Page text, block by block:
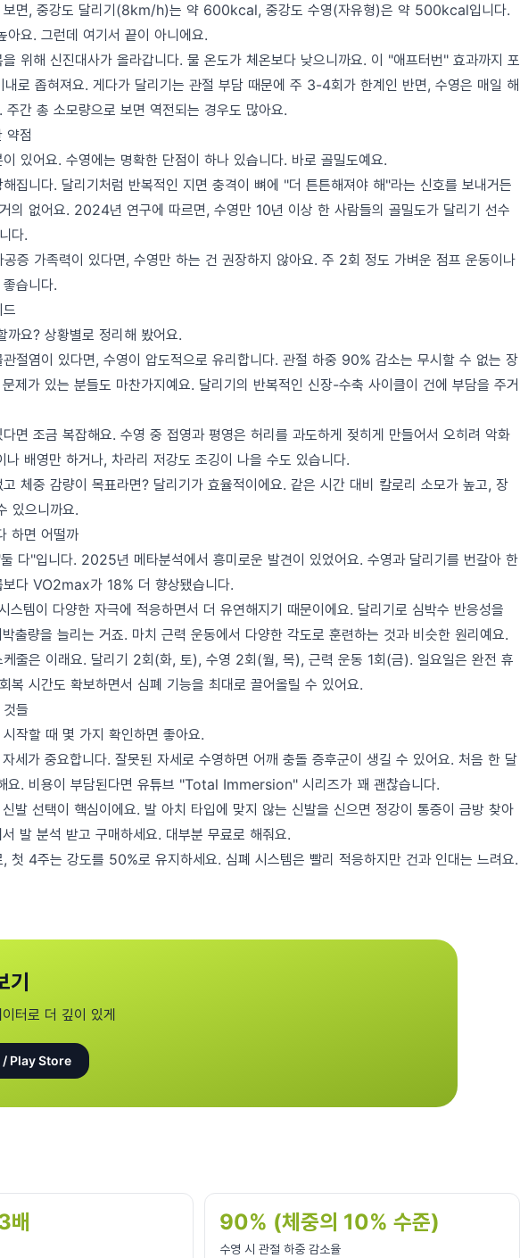
보면, 중강도 달리기(8km/h)는 약 600kcal, 중강도 수영(자유형)은 약 500kcal입니다.
요. 그런데 여기서 끝이 아니에요.
위해 신진대사가 올라갑니다. 물 온도가 체온보다 낮으니까요. 이 "애프터번" 효과까지 포
로 좁혀져요. 게다가 달리기는 관절 부담 때문에 주 3-4회가 한계인 반면, 수영은 매일 해
주간 총 소모량으로 보면 역전되는 경우도 많아요.
약점
있어요. 수영에는 명확한 단점이 하나 있습니다. 바로 골밀도예요.
집니다. 달리기처럼 반복적인 지면 충격이 뼈에 "더 튼튼해져야 해"라는 신호를 보내거든
의 없어요. 2024년 연구에 따르면, 수영만 10년 이상 한 사람들의 골밀도가 달리기 선수
다.
증 가족력이 있다면, 수영만 하는 건 권장하지 않아요. 주 2회 정도 가벼운 점프 운동이나
습니다.
까요? 상황별로 정리해 봤어요.
절염이 있다면, 수영이 압도적으로 유리합니다. 관절 하중 90% 감소는 무시할 수 없는 장
제가 있는 분들도 마찬가지예요. 달리기의 반복적인 신장-수축 사이클이 건에 부담을 주거
면 조금 복잡해요. 수영 중 접영과 평영은 허리를 과도하게 젖히게 만들어서 오히려 악화
나 배영만 하거나, 차라리 저강도 조깅이 나을 수도 있습니다.
체중 감량이 목표라면? 달리기가 효율적이에요. 같은 시간 대비 칼로리 소모가 높고, 장
있으니까요.
하면 어떨까
다"입니다. 2025년 메타분석에서 흥미로운 발견이 있었어요. 수영과 달리기를 번갈아 한
보다 VO2max가 18% 더 향상됐습니다.
스템이 다양한 자극에 적응하면서 더 유연해지기 때문이에요. 달리기로 심박수 반응성을
출량을 늘리는 거죠. 마치 근력 운동에서 다양한 각도로 훈련하는 것과 비슷한 원리예요.
줄은 이래요. 달리기 2회(화, 토), 수영 2회(월, 목), 근력 운동 1회(금). 일요일은 완전 휴
복 시간도 확보하면서 심폐 기능을 최대로 끌어올릴 수 있어요.
들
작할 때 몇 가지 확인하면 좋아요.
세가 중요합니다. 잘못된 자세로 수영하면 어깨 충돌 증후군이 생길 수 있어요. 처음 한 달
요. 비용이 부담된다면 유튜브 "Total Immersion" 시리즈가 꽤 괜찮습니다.
발 선택이 핵심이에요. 발 아치 타입에 맞지 않는 신발을 신으면 정강이 통증이 금방 찾아
발 분석 받고 구매하세요. 대부분 무료로 해줘요.
첫 4주는 강도를 50%로 유지하세요. 심폐 시스템은 빨리 적응하지만 건과 인대는 느려요.
기
터로 더 깊이 있게
/ Play Store
배 90% (체중의 10% 수준)
수영 시 관절 하중 감소율